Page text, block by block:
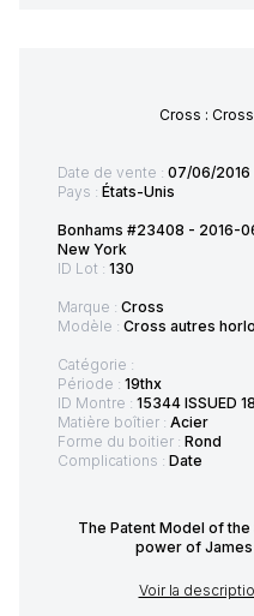
Cross :
Date de vente : 07/06/2016
Pays : États-Unis
Bonhams #23408 - 2016-
New York
ID Lot : 130
Marque : Cross
Modèle : Cross autres
Catégorie :
Période : 19thx
ID Montre : 15344 ISSUED
Matière boîtier : Acier
Forme du boitier : Rond
Complications : Date
The Patent Model of
power of
Voir la